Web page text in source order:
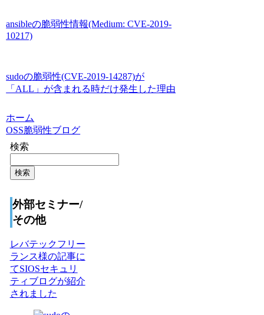
ansibleの脆弱性情報(Medium: CVE-2019-
10217)
sudoの脆弱性(CVE-2019-14287)が
「ALL」が含まれる時だけ発生した理由
ホーム
OSS脆弱性ブログ
検索
検索
外部セミナー/
その他
レバテックフリー
ランス様の記事に
てSIOSセキュリ
ティブログが紹介
されました